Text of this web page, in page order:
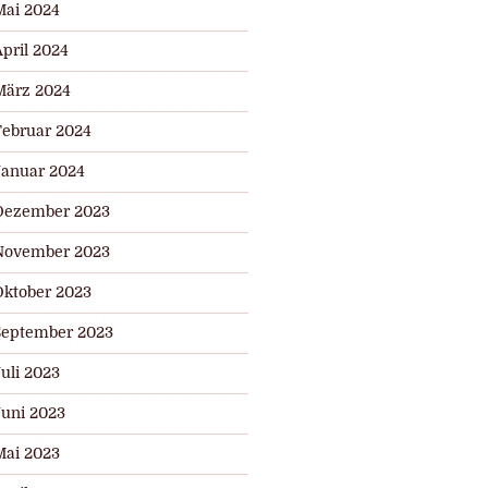
2024
2024
2024
2024
2024
2023
2023
2023
2023
2023
2023
2023